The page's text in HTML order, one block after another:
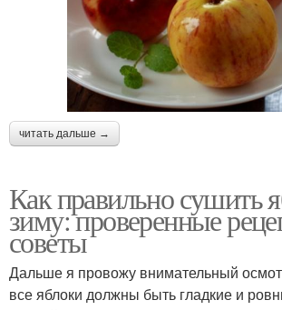
читать дальше →
Как правильно сушить
зиму: проверенные
советы
Дальше я провожу внимательный
все яблоки должны быть гладкие и